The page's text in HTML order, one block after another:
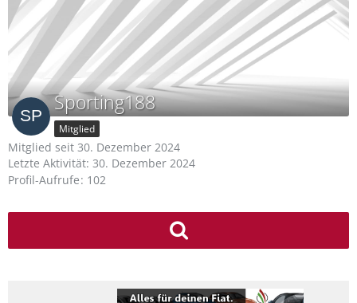
Sporting188
Mitglied
Mitglied seit 30. Dezember 2024
Letzte Aktivität: 30. Dezember 2024
Profil-Aufrufe 102